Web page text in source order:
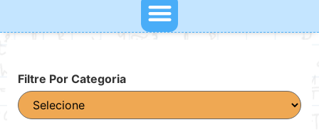
Filtre Por Categoria